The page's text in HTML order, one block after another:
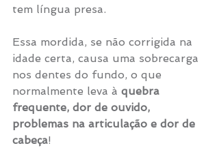
tem língua presa.
Essa mordida, se não corrigida na
idade certa, causa uma sobrecarga
nos dentes do fundo, o que
normalmente leva à quebra
frequente, dor de ouvido,
problemas na articulação e dor de
cabeça!